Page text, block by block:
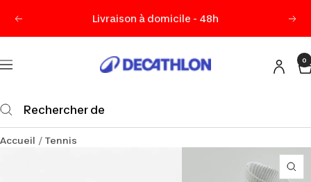
Précédent Livraison à domicile - 48h
Navigation
Decathlon
0
Accueil Tennis